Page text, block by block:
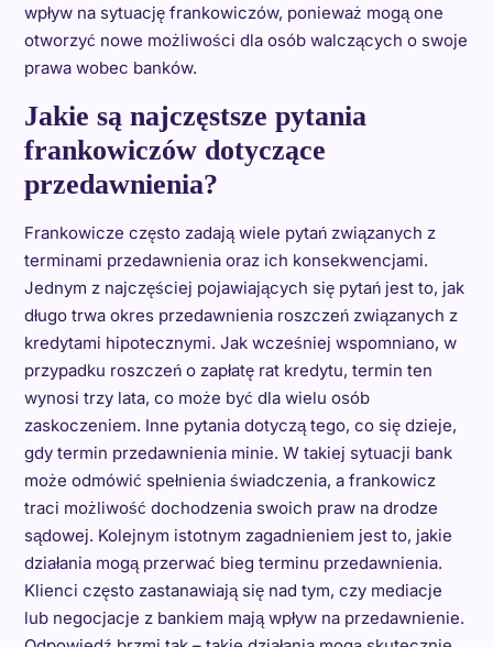
wpływ na sytuację frankowiczów, ponieważ mogą one
otworzyć nowe możliwości dla osób walczących o swoje
prawa wobec banków.
Jakie są najczęstsze pytania
frankowiczów dotyczące
przedawnienia?
Frankowicze często zadają wiele pytań związanych z
terminami przedawnienia oraz ich konsekwencjami.
Jednym z najczęściej pojawiających się pytań jest to, jak
długo trwa okres przedawnienia roszczeń związanych z
kredytami hipotecznymi. Jak wcześniej wspomniano, w
przypadku roszczeń o zapłatę rat kredytu, termin ten
wynosi trzy lata, co może być dla wielu osób
zaskoczeniem. Inne pytania dotyczą tego, co się dzieje,
gdy termin przedawnienia minie. W takiej sytuacji bank
może odmówić spełnienia świadczenia, a frankowicz
traci możliwość dochodzenia swoich praw na drodze
sądowej. Kolejnym istotnym zagadnieniem jest to, jakie
działania mogą przerwać bieg terminu przedawnienia.
Klienci często zastanawiają się nad tym, czy mediacje
lub negocjacje z bankiem mają wpływ na przedawnienie.